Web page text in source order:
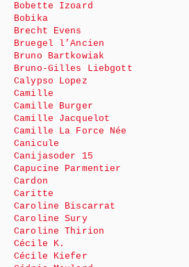
Bobette Izoard
Bobika
Brecht Evens
Bruegel l’Ancien
Bruno Bartkowiak
Bruno-Gilles Liebgott
Calypso Lopez
Camille
Camille Burger
Camille Jacquelot
Camille La Force Née
Canicule
Canijasoder 15
Capucine Parmentier
Cardon
Caritte
Caroline Biscarrat
Caroline Sury
Caroline Thirion
Cécile K.
Cécile Kiefer